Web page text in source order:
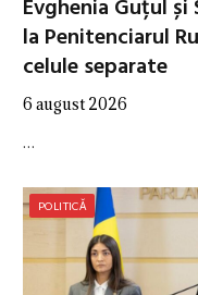
Evghenia Guțul
la Penitenciarul
celule separate
6 august 2026
…
POLITICĂ